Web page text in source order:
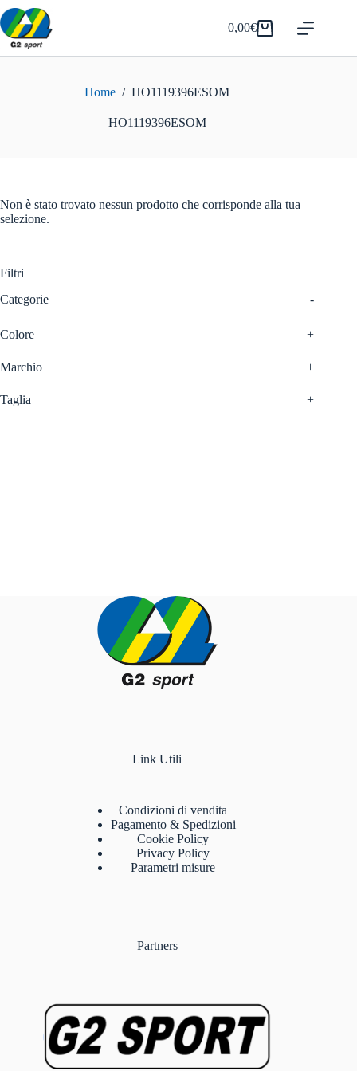
Salta
al
contenuto
Carrello
0,00€
Home / HO1119396ESOM
HO1119396ESOM
Non è stato trovato nessun prodotto che corrisponde alla tua
selezione.
Filtri
Categorie
-
Colore +
Marchio +
Taglia +
Link Utili
Condizioni di vendita
Pagamento & Spedizioni
Cookie Policy
Privacy Policy
Parametri misure
Partners